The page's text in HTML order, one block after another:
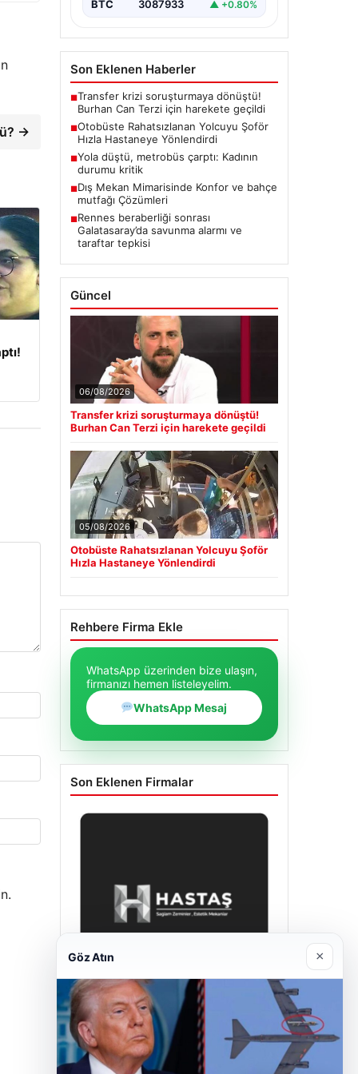
→
BTC 3087933 ▲ +0.80%
Son Eklenen Haberler
■Transfer krizi soruşturmaya dönüştü!
Burhan Can Terzi için harekete geçildi
■Otobüste Rahatsızlanan Yolcuyu Şoför
Hızla Hastaneye Yönlendirdi
■Yola düştü, metrobüs çarptı: Kadının
durumu kritik
■Dış Mekan Mimarisinde Konfor ve bahçe
mutfağı Çözümleri
■Rennes beraberliği sonrası
Galatasaray’da savunma alarmı ve
taraftar tepkisi
Güncel
06/08/2026
Transfer krizi soruşturmaya dönüştü!
Burhan Can Terzi için harekete geçildi
05/08/2026
Otobüste Rahatsızlanan Yolcuyu Şoför
Hızla Hastaneye Yönlendirdi
Rehbere Firma Ekle
WhatsApp üzerinden bize ulaşın,
firmanızı hemen listeleyelim.
WhatsApp Mesaj
Son Eklenen Firmalar
Enes Kaplan Avukatlık Bürosu
28/04/2026
Göz Atın ×